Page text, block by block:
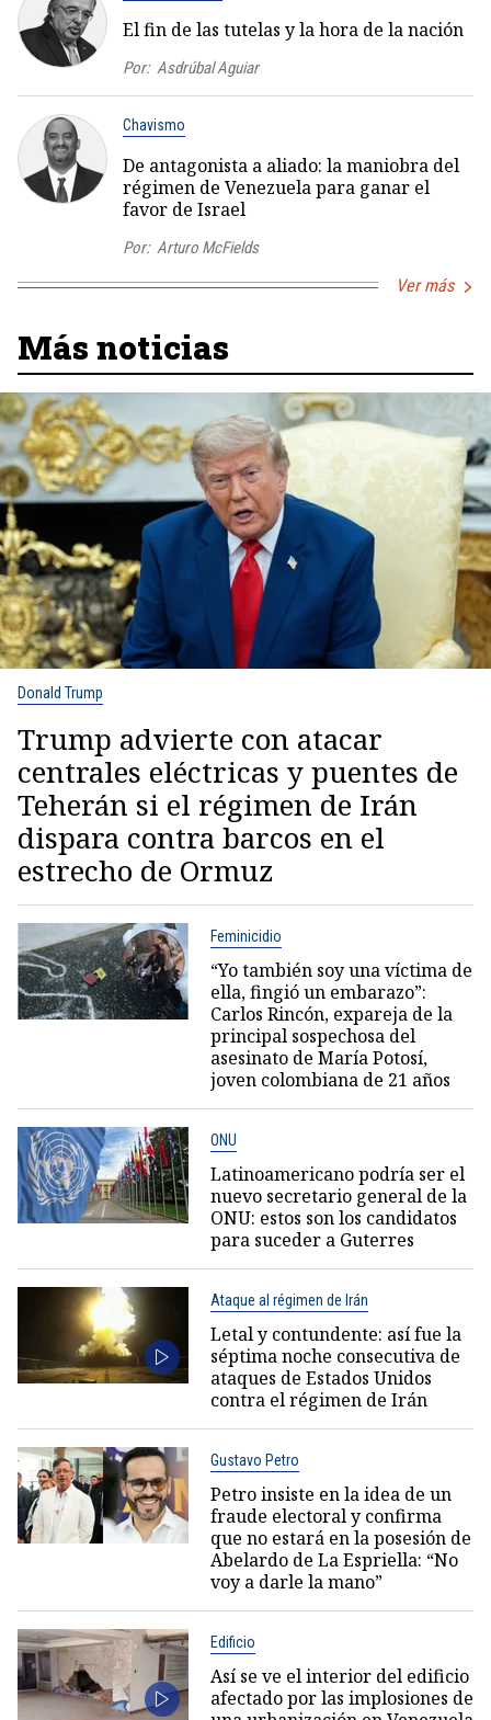
El fin de las tutelas y la hora de la nación
Por: Asdrúbal Aguiar
Chavismo
De antagonista a aliado: la maniobra del
régimen de Venezuela para ganar el
favor de Israel
Por: Arturo McFields
Ver más
Más noticias
Donald Trump
Trump advierte con atacar
centrales eléctricas y puentes de
Teherán si el régimen de Irán
dispara contra barcos en el
estrecho de Ormuz
Feminicidio
“Yo también soy una víctima de
ella, fingió un embarazo”:
Carlos Rincón, expareja de la
principal sospechosa del
asesinato de María Potosí,
joven colombiana de 21 años
ONU
Latinoamericano podría ser el
nuevo secretario general de la
ONU: estos son los candidatos
para suceder a Guterres
Ataque al régimen de Irán
Letal y contundente: así fue la
séptima noche consecutiva de
ataques de Estados Unidos
contra el régimen de Irán
Gustavo Petro
Petro insiste en la idea de un
fraude electoral y confirma
que no estará en la posesión de
Abelardo de La Espriella: “No
voy a darle la mano”
Edificio
Así se ve el interior del edificio
afectado por las implosiones de